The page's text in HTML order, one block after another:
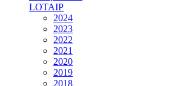
LOTAIP
2024
2023
2022
2021
2020
2019
2018